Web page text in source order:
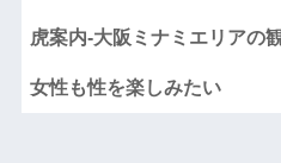
虎案内-大阪ミナミエリアの
女性も性を楽しみたい